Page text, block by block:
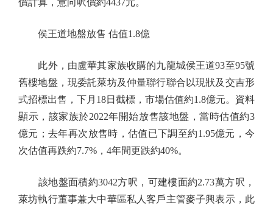
價計算，意向呎價約4437元。
侯王道地盤放售 估值1.8億
此外，由盧華其家族收購的九龍城侯王道93至95號
舊樓地盤，現委託萊坊及仲量聯行聯合以現狀及交吉形
式招標出售，下月18日截標，市場估值約1.8億元。資料
顯示，該家族於2022年開始放售該地盤，當時估值約3
億元；去年再次放售時，估值已下調至約1.95億元，今
次估值再跌約7.7%，4年間更跌約40%。
該地盤面積約3042方呎，可建樓面約2.73萬方呎，
萊坊執行董事兼大中華區私人客戶主管麥子興表示，此